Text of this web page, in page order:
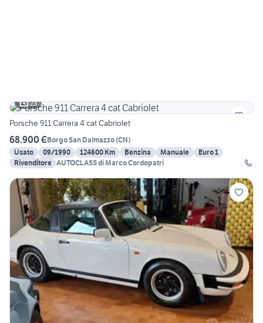
23
Porsche 911 Carrera 4 cat Cabriolet
68.900 €Borgo San Dalmazzo(CN)
Usato
09/1990 124600 Km Benzina Manuale
Euro 1
Rivenditore AUTOCLASS di Marco Cordopatri